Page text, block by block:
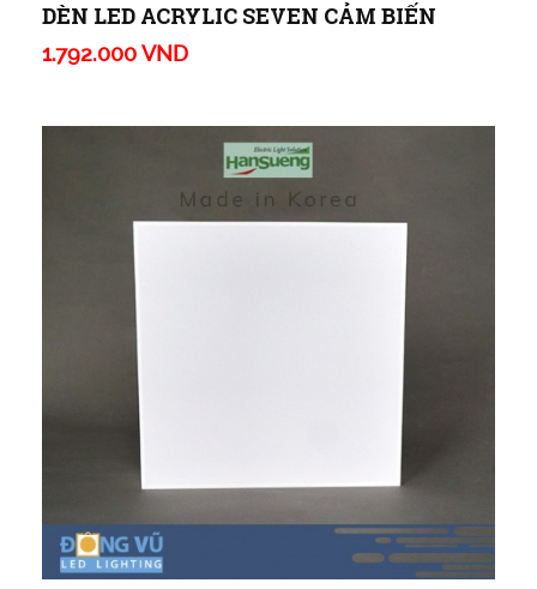
DÈN LED ACRYLIC SEVEN CẢM BIẾN
1.792.000 VND